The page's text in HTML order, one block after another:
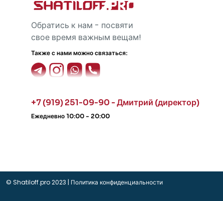
Обратись к нам - посвяти
свое время важным вещам!
Также с нами можно связаться:
+7 (919) 251-09-90 - Дмитрий (директор)
Ежедневно 10:00 - 20:00
© Shatiloff.pro 2023 | Политика конфиденциальности